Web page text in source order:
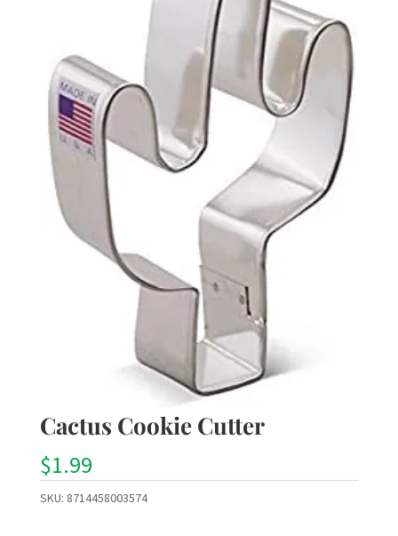
Cactus Cookie Cutter
$1.99
SKU: 8714458003574